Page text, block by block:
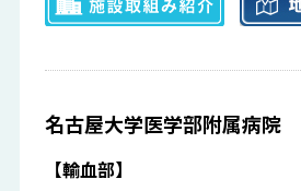
名古屋大学医学部附属病院
【輸血部】